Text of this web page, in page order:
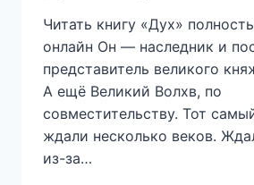
Читать книгу «Дух»
онлайн Он — наследник и
представитель великого
А ещё Великий Волхв, по
совместительству. Тот
ждали несколько веков.
из-за…